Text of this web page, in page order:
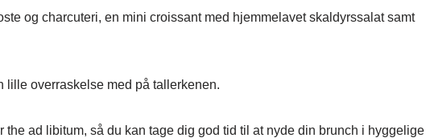
og charcuteri, en mini croissant med hjemmelavet skaldyrssalat samt
lille overraskelse med på tallerkenen.
the ad libitum, så du kan tage dig god tid til at nyde din brunch i hyggelige